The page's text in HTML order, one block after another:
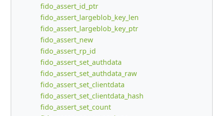
fido_assert_id_ptr
fido_assert_largeblob_key_len
fido_assert_largeblob_key_ptr
fido_assert_new
fido_assert_rp_id
fido_assert_set_authdata
fido_assert_set_authdata_raw
fido_assert_set_clientdata
fido_assert_set_clientdata_hash
fido_assert_set_count